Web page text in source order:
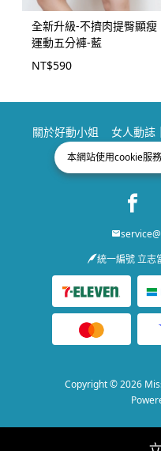
本網站使用cookie服
全新升級-不擠肉提臀顯瘦
運動五分褲-藍
NT$590
關於好動小姐 女人動誌
統一編號 立志
Copyright © 2026